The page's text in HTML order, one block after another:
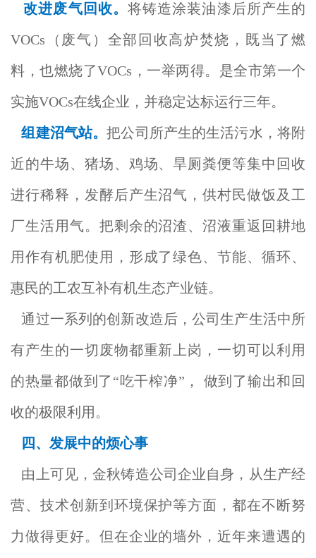
改进废气回收。 将铸造涂装油漆后所产生的
VOCs（废气）全部回收高炉焚烧，既当了燃
料，也燃烧了VOCs，一举两得。是全市第一个
实施VOCs在线企业，并稳定达标运行三年。
组建沼气站。把公司所产生的生活污水，将附
近的牛场、猪场、鸡场、旱厕粪便等集中回收
进行稀释，发酵后产生沼气，供村民做饭及工
厂生活用气。把剩余的沼渣、沼液重返回耕地
用作有机肥使用，形成了绿色、节能、循环、
惠民的工农互补有机生态产业链。
通过一系列的创新改造后，公司生产生活中所
有产生的一切废物都重新上岗，一切可以利用
的热量都做到了“吃干榨净”， 做到了输出和回
收的极限利用。
四、发展中的烦心事
由上可见，金秋铸造公司企业自身，从生产经
营、技术创新到环境保护等方面，都在不断努
力做得更好。但在企业的墙外，近年来遭遇的